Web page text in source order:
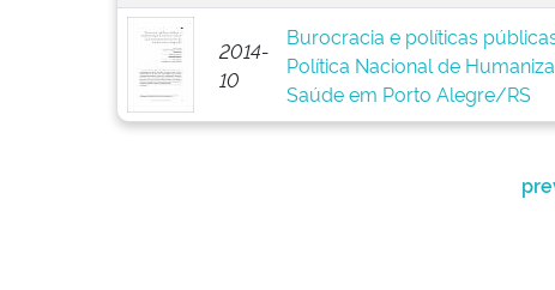
2014-
10
Burocracia e políticas
Política Nacional de
Saúde em Porto Alegre/RS